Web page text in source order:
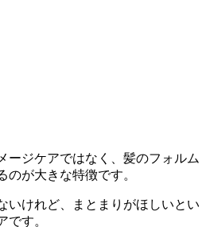
ージケアではなく、髪のフォルム
のが大きな特徴です。
いけれど、まとまりがほしいとい
です。